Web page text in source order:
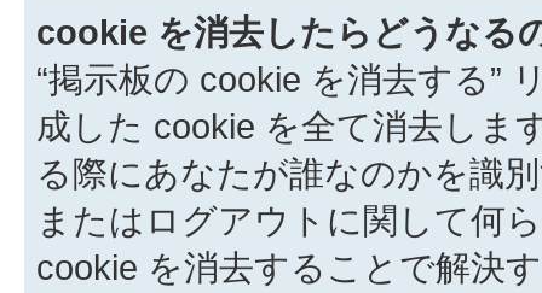
cookie を消去したらどうなる
“掲示板の cookie を消去する”
成した cookie を全て消去しま
る際にあなたが誰なのかを識
またはログアウトに関して何
cookie を消去することで解決